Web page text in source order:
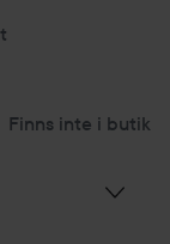
Finns inte i butik